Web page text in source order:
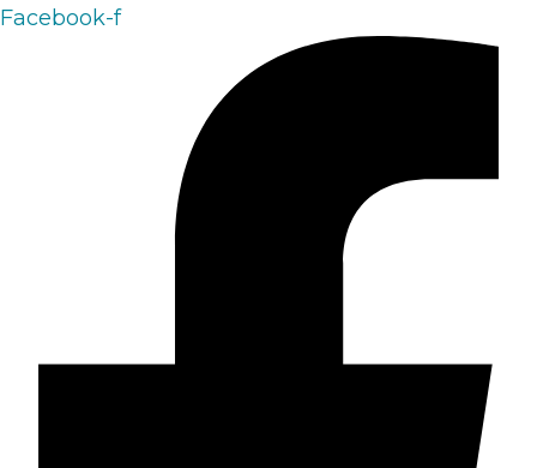
Facebook-f